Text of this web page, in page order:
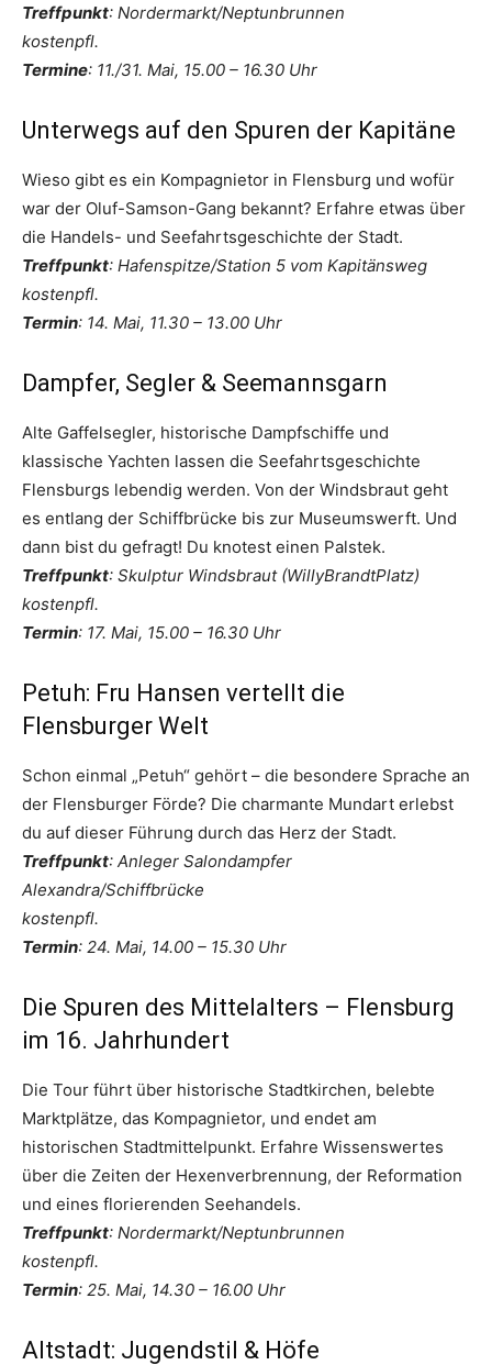
Treffpunkt: Nordermarkt/Neptunbrunnen
kostenpfl.
Termine: 11./31. Mai, 15.00 – 16.30 Uhr
Unterwegs auf den Spuren der Kapitäne
Wieso gibt es ein Kompagnietor in Flensburg und wofür
war der Oluf-Samson-Gang bekannt? Erfahre etwas über
die Handels- und Seefahrtsgeschichte der Stadt.
Treffpunkt: Hafenspitze/Station 5 vom Kapitänsweg
kostenpfl.
Termin: 14. Mai, 11.30 – 13.00 Uhr
Dampfer, Segler & Seemannsgarn
Alte Gaffelsegler, historische Dampfschiffe und
klassische Yachten lassen die Seefahrtsgeschichte
Flensburgs lebendig werden. Von der Windsbraut geht
es entlang der Schiffbrücke bis zur Museumswerft. Und
dann bist du gefragt! Du knotest einen Palstek.
Treffpunkt: Skulptur Windsbraut (WillyBrandtPlatz)
kostenpfl.
Termin: 17. Mai, 15.00 – 16.30 Uhr
Petuh: Fru Hansen vertellt die
Flensburger Welt
Schon einmal „Petuh“ gehört – die besondere Sprache an
der Flensburger Förde? Die charmante Mundart erlebst
du auf dieser Führung durch das Herz der Stadt.
Treffpunkt: Anleger Salondampfer
Alexandra/Schiffbrücke
kostenpfl.
Termin: 24. Mai, 14.00 – 15.30 Uhr
Die Spuren des Mittelalters – Flensburg
im 16. Jahrhundert
Die Tour führt über historische Stadtkirchen, belebte
Marktplätze, das Kompagnietor, und endet am
historischen Stadtmittelpunkt. Erfahre Wissenswertes
über die Zeiten der Hexenverbrennung, der Reformation
und eines florierenden Seehandels.
Treffpunkt: Nordermarkt/Neptunbrunnen
kostenpfl.
Termin: 25. Mai, 14.30 – 16.00 Uhr
Altstadt: Jugendstil & Höfe